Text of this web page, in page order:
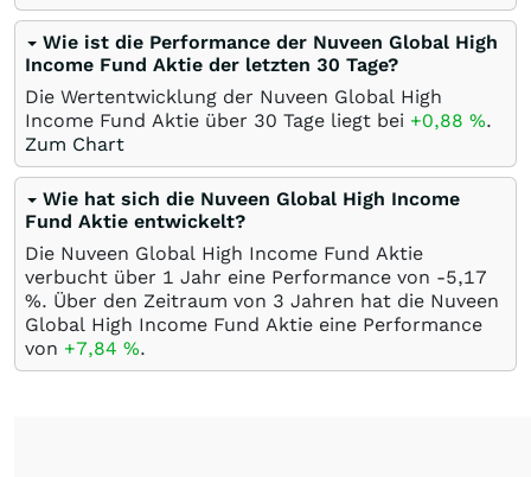
Wie ist die Performance der Nuveen Global High
Income Fund Aktie der letzten 30 Tage?
Die Wertentwicklung der Nuveen Global High
Income Fund Aktie über 30 Tage liegt bei +0,88 %.
Zum Chart
Wie hat sich die Nuveen Global High Income
Fund Aktie entwickelt?
Die Nuveen Global High Income Fund Aktie
verbucht über 1 Jahr eine Performance von -5,17
%. Über den Zeitraum von 3 Jahren hat die Nuveen
Global High Income Fund Aktie eine Performance
von +7,84 %.